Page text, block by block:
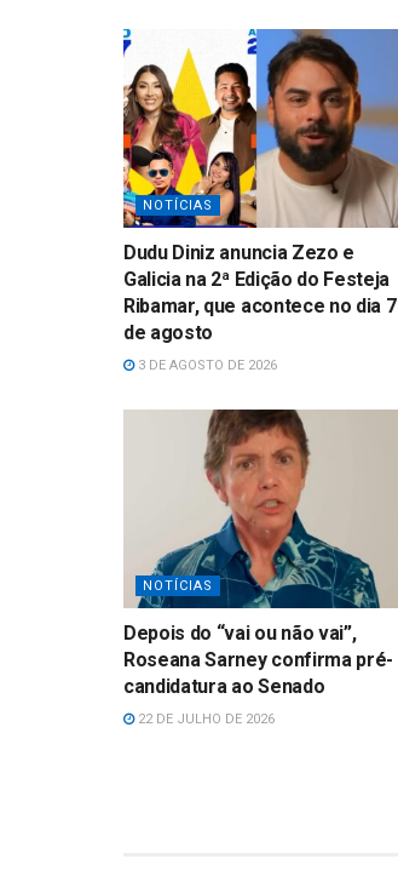
NOTÍCIAS
Dudu Diniz anuncia Zezo e
Galicia na 2ª Edição do Festeja
Ribamar, que acontece no dia 7
de agosto
3 DE AGOSTO DE 2026
NOTÍCIAS
Depois do “vai ou não vai”,
Roseana Sarney confirma pré-
candidatura ao Senado
22 DE JULHO DE 2026